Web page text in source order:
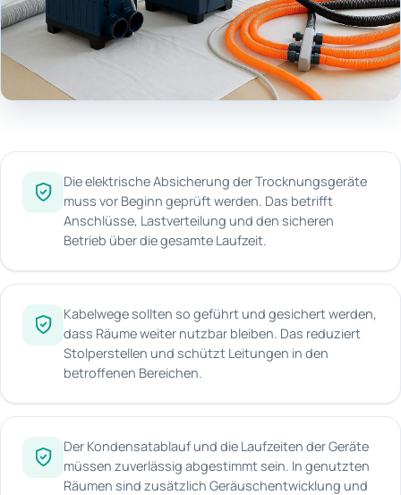
Die elektrische Absicherung der Trocknungsgeräte
muss vor Beginn geprüft werden. Das betrifft
Anschlüsse, Lastverteilung und den sicheren
Betrieb über die gesamte Laufzeit.
Kabelwege sollten so geführt und gesichert werden,
dass Räume weiter nutzbar bleiben. Das reduziert
Stolperstellen und schützt Leitungen in den
betroffenen Bereichen.
Der Kondensatablauf und die Laufzeiten der Geräte
müssen zuverlässig abgestimmt sein. In genutzten
Räumen sind zusätzlich Geräuschentwicklung und